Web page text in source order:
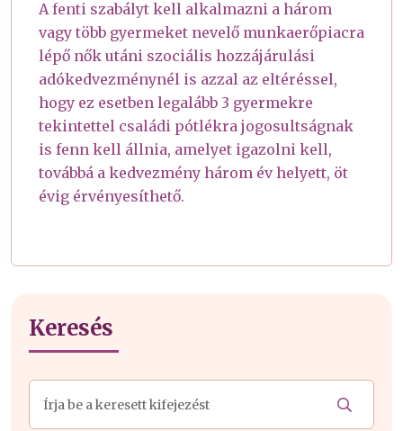
A fenti szabályt kell alkalmazni a három
vagy több gyermeket nevelő munkaerőpiacra
lépő nők utáni szociális hozzájárulási
adókedvezménynél is azzal az eltéréssel,
hogy ez esetben legalább 3 gyermekre
tekintettel családi pótlékra jogosultságnak
is fenn kell állnia, amelyet igazolni kell,
továbbá a kedvezmény három év helyett, öt
évig érvényesíthető.
Keresés